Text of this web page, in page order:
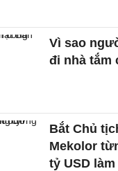
Vì sao
đi nhà tắm
Bắt Chủ
Mekolor
tỷ USD